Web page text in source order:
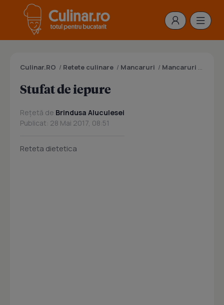
Culinar.RO / Retete culinare / Mancaruri / Mancaruri cu carne
Stufat de iepure
Rețetă de Brindusa Aluculesei
Publicat: 28 Mai 2017, 08:51
Reteta dietetica